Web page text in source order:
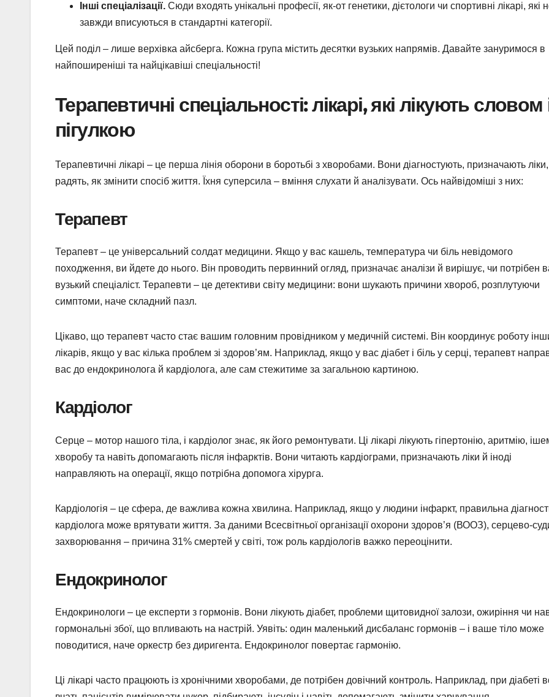
Інші спеціалізації. Сюди входять унікальні професії, як-от генетики, дієтологи чи спортивні лікарі, які
завжди вписуються в стандартні категорії.
Цей поділ – лише верхівка айсберга. Кожна група містить десятки вузьких напрямів. Давайте зануримося в
найпоширеніші та найцікавіші спеціальності!
Терапевтичні спеціальності: лікарі, які лікують словом
пігулкою
Терапевтичні лікарі – це перша лінія оборони в боротьбі з хворобами. Вони діагностують, призначають ліки,
радять, як змінити спосіб життя. Їхня суперсила – вміння слухати й аналізувати. Ось найвідоміші з них:
Терапевт
Терапевт – це універсальний солдат медицини. Якщо у вас кашель, температура чи біль невідомого
походження, ви йдете до нього. Він проводить первинний огляд, призначає аналізи й вирішує, чи потрібен
вузький спеціаліст. Терапевти – це детективи світу медицини: вони шукають причини хвороб, розплутуючи
симптоми, наче складний пазл.
Цікаво, що терапевт часто стає вашим головним провідником у медичній системі. Він координує роботу
лікарів, якщо у вас кілька проблем зі здоров’ям. Наприклад, якщо у вас діабет і біль у серці, терапевт
вас до ендокринолога й кардіолога, але сам стежитиме за загальною картиною.
Кардіолог
Серце – мотор нашого тіла, і кардіолог знає, як його ремонтувати. Ці лікарі лікують гіпертонію, аритмію,
хворобу та навіть допомагають після інфарктів. Вони читають кардіограми, призначають ліки й іноді
направляють на операції, якщо потрібна допомога хірурга.
Кардіологія – це сфера, де важлива кожна хвилина. Наприклад, якщо у людини інфаркт, правильна
кардіолога може врятувати життя. За даними Всесвітньої організації охорони здоров’я (ВООЗ), серцево-
захворювання – причина 31% смертей у світі, тож роль кардіологів важко переоцінити.
Ендокринолог
Ендокринологи – це експерти з гормонів. Вони лікують діабет, проблеми щитовидної залози, ожиріння чи
гормональні збої, що впливають на настрій. Уявіть: один маленький дисбаланс гормонів – і ваше тіло може
поводитися, наче оркестр без диригента. Ендокринолог повертає гармонію.
Ці лікарі часто працюють із хронічними хворобами, де потрібен довічний контроль. Наприклад, при діабеті